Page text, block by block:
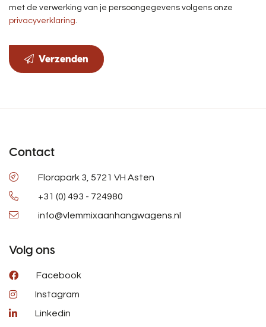
met de verwerking van je persoongegevens volgens onze
privacyverklaring.
Verzenden
Contact
Florapark 3, 5721 VH Asten
+31 (0) 493 - 724980
info@vlemmixaanhangwagens.nl
Volg ons
Facebook
Instagram
Linkedin